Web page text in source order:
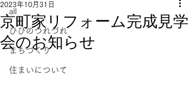
all
ひびのつれづれ
まちづくり
住まいについて
京町家リフォーム完成見学
会のお知らせ
2023年10月31日